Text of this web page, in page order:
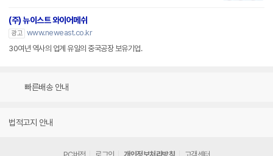
(주) 뉴이스트 와이어메쉬
광고 www.neweast.co.kr
30여년 역사의 업계 유일의 중국공장 보유기업.
빠른배송 안내
법적고지 안내